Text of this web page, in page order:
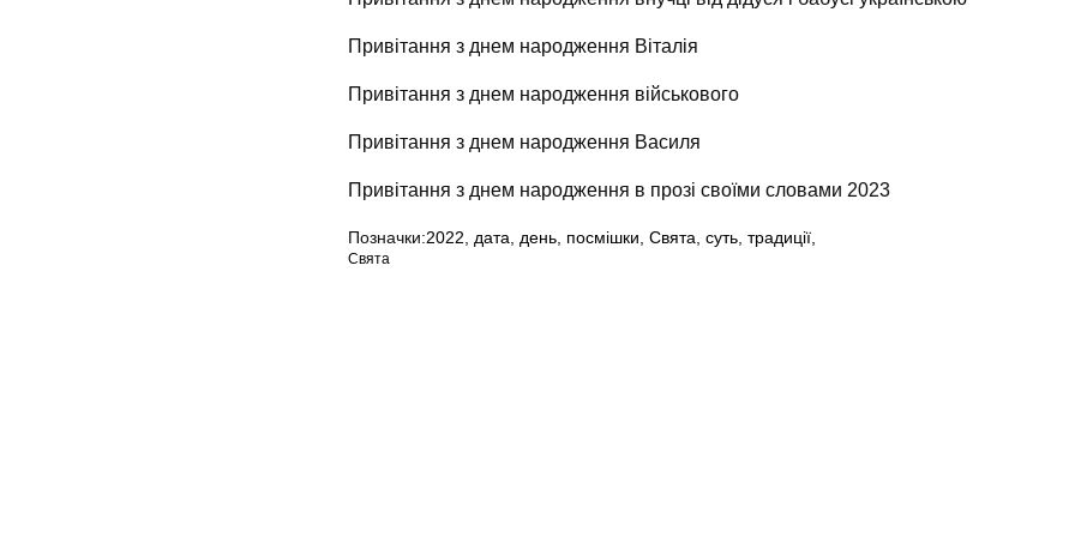
Привітання з днем народження Віталія
Привітання з днем народження військового
Привітання з днем народження Василя
Привітання з днем народження в прозі своїми словами 2023
Позначки:2022, дата, день, посмішки, Свята, суть, традиції,
Свята